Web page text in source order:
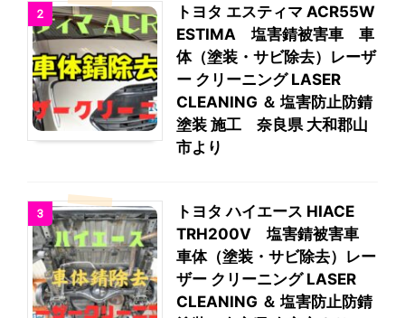
2
トヨタ エスティマ ACR55W
ESTIMA 塩害錆被害車 車
体（塗装・サビ除去）レーザ
ー クリーニング LASER
CLEANING ＆ 塩害防止防錆
塗装 施工 奈良県 大和郡山
市より
3
トヨタ ハイエース HIACE
TRH200V 塩害錆被害車
車体（塗装・サビ除去）レー
ザー クリーニング LASER
CLEANING ＆ 塩害防止防錆